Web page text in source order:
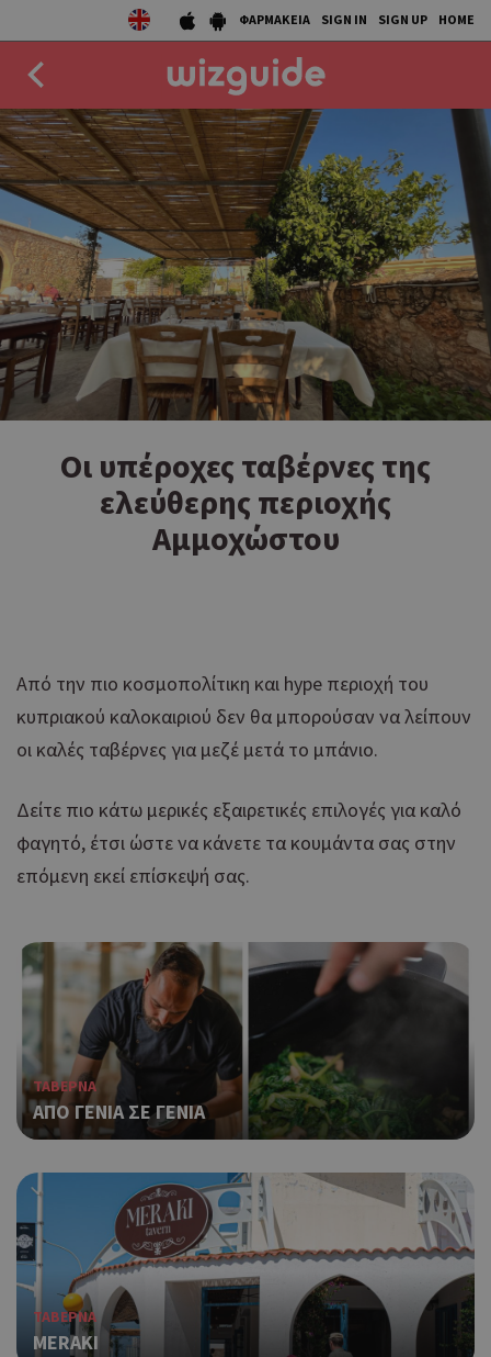
ΦΑΡΜΑΚΕΙΑ SIGN IN SIGN UP HOME
EAT
DRINK
50 BEST
AGENDA
COLLECTIONS
STORIES
Οι υπέροχες ταβέρνες της
ελεύθερης περιοχής
Αμμοχώστου
Από την πιο κοσμοπολίτικη και hype περιοχή του
κυπριακού καλοκαιριού δεν θα μπορούσαν να λείπουν
οι καλές ταβέρνες για μεζέ μετά το μπάνιο.
Δείτε πιο κάτω μερικές εξαιρετικές επιλογές για καλό
φαγητό, έτσι ώστε να κάνετε τα κουμάντα σας στην
επόμενη εκεί επίσκεψή σας.
ΤΑΒΕΡΝΑ
ΑΠΟ ΓΕΝΙΑ ΣΕ ΓΕΝΙΑ
ΤΑΒΕΡΝΑ
MERAKI